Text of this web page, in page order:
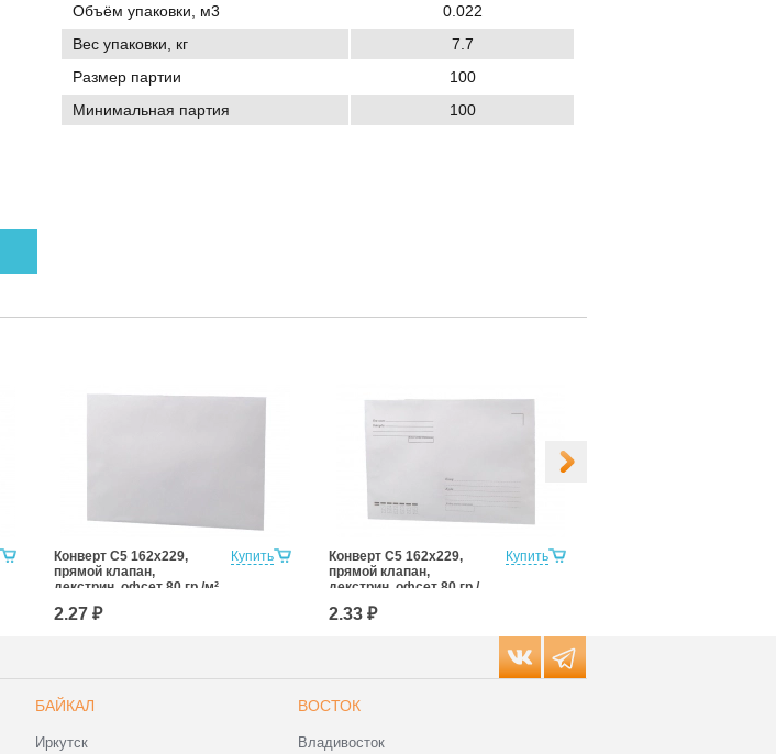
Объём упаковки, м3
0.022
Вес упаковки, кг
7.7
Размер партии
100
Минимальная партия
100
Купить
Конверт С5 162x229,
прямой клапан,
декстрин, офсет 80 гр./м²
2.27 ₽
Купить
Конверт С5 162x229,
прямой клапан,
декстрин, офсет 80 гр./
2.33 ₽
БАЙКАЛ
Иркутск
ВОСТОК
Владивосток